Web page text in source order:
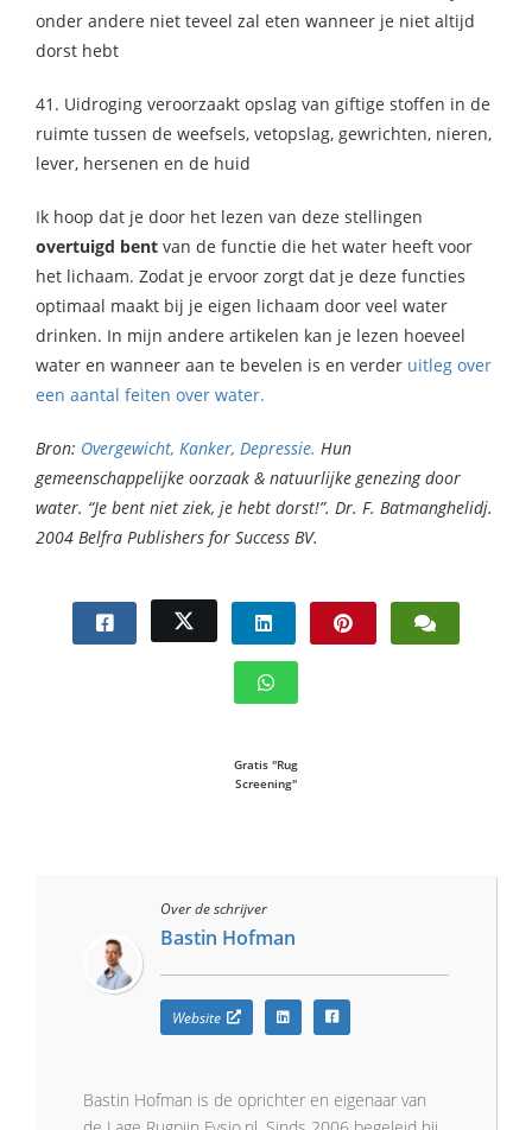
onder andere niet teveel zal eten wanneer je niet altijd
dorst hebt
41. Uidroging veroorzaakt opslag van giftige stoffen in de
ruimte tussen de weefsels, vetopslag, gewrichten, nieren,
lever, hersenen en de huid
Ik hoop dat je door het lezen van deze stellingen
overtuigd bent van de functie die het water heeft voor
het lichaam. Zodat je ervoor zorgt dat je deze functies
optimaal maakt bij je eigen lichaam door veel water
drinken. In mijn andere artikelen kan je lezen hoeveel
water en wanneer aan te bevelen is en verder uitleg over
een aantal feiten over water.
Bron: Overgewicht, Kanker, Depressie. Hun
gemeenschappelijke oorzaak & natuurlijke genezing door
water. “Je bent niet ziek, je hebt dorst!”. Dr. F. Batmanghelidj.
2004 Belfra Publishers for Success BV.
Gratis "Rug
Screening"
Over de schrijver
Bastin Hofman
Website
Bastin Hofman is de oprichter en eigenaar van